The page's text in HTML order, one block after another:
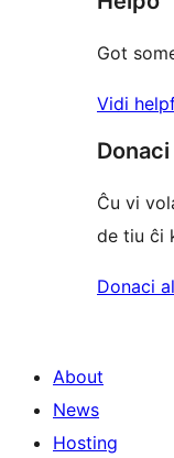
Got
Vidi
Donaci
Ĉu vi
de tiu ĉi
Donaci
About
News
Hosting